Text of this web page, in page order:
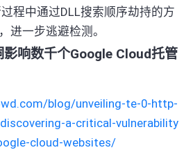
程中通过DLL搜索顺序劫持的方
进一步逃避检测。
响数千个Google Cloud托管
blog/unveiling-te-0-http-
a-critical-vulnerability
cloud-websites/